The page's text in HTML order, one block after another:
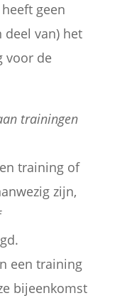
geen
deel van) het
voor de
trainingen
training of
zijn,
een training
bijeenkomst